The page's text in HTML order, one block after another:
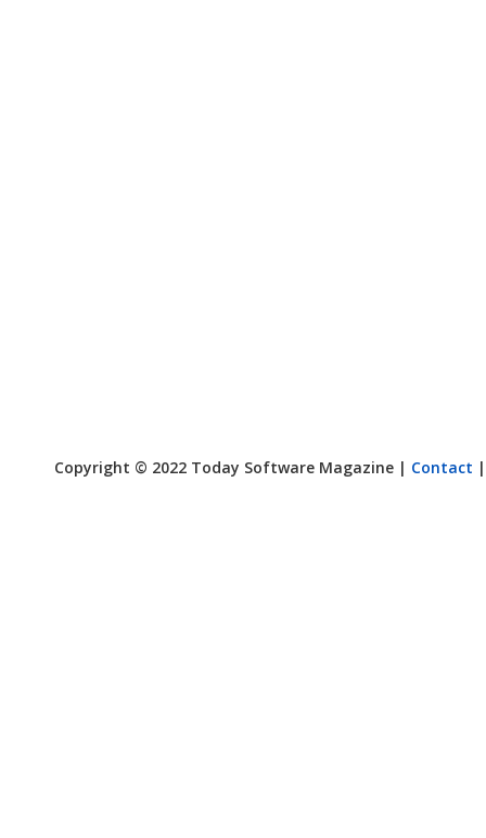
Copyright © 2022 Today Software Magazine | Contact